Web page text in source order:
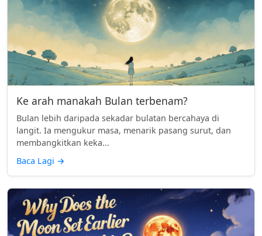
Ke arah manakah Bulan terbenam?
Bulan lebih daripada sekadar bulatan bercahaya di
langit. Ia mengukur masa, menarik pasang surut, dan
membangkitkan keka...
Baca Lagi →